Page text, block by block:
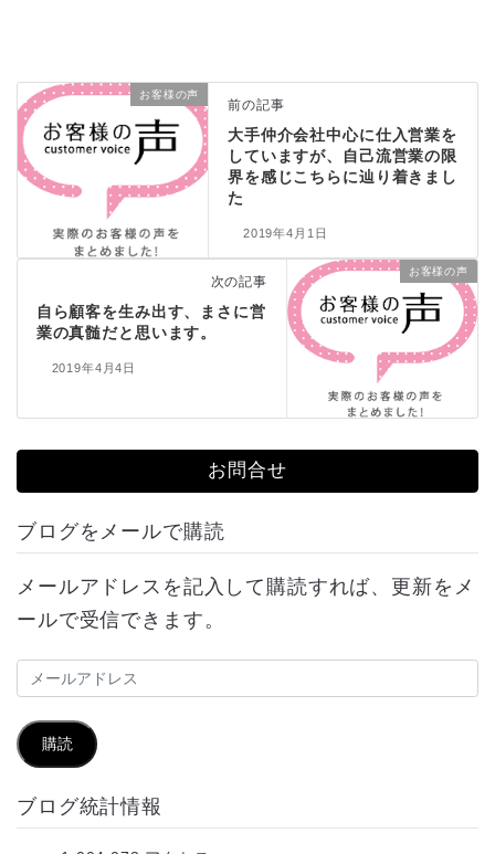
お客様の声
前の記事
大手仲介会社中心に仕入営業を
していますが、自己流営業の限
界を感じこちらに辿り着きまし
た
2019年4月1日
お客様の声
次の記事
自ら顧客を生み出す、まさに営
業の真髄だと思います。
2019年4月4日
お問合せ
ブログをメールで購読
メールアドレスを記入して購読すれば、更新をメ
ールで受信できます。
メ
ル
ア
ド
購読
ブログ統計情報